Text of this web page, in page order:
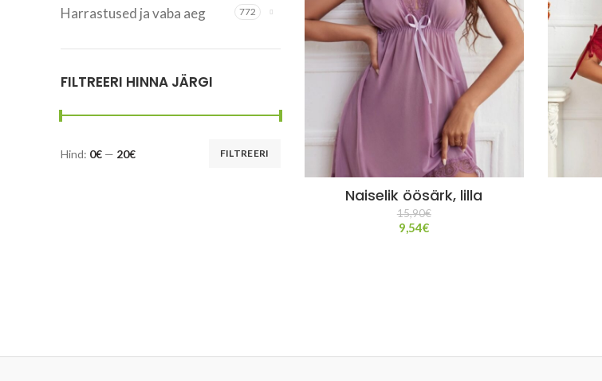
Harrastused ja vaba aeg 772
FILTREERI HINNA JÄRGI
FILTREERI
Hind: 0€ — 20€
Naiselik öösärk, lilla
15,90€
9,54€